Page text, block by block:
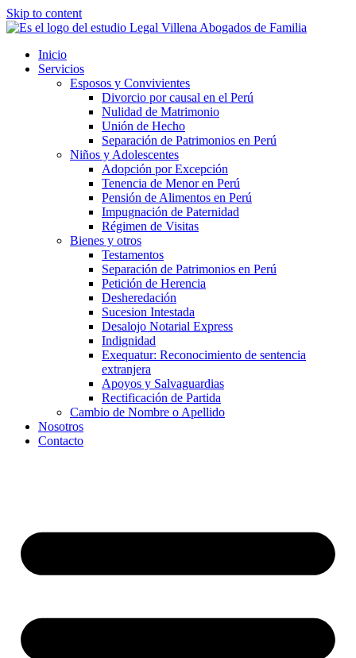
Skip to content
Inicio
Servicios
Esposos y Convivientes
Divorcio por causal en el Perú
Nulidad de Matrimonio
Unión de Hecho
Separación de Patrimonios en Perú
Niños y Adolescentes
Adopción por Excepción
Tenencia de Menor en Perú
Pensión de Alimentos en Perú
Impugnación de Paternidad
Régimen de Visitas
Bienes y otros
Testamentos
Separación de Patrimonios en Perú
Petición de Herencia
Desheredación
Sucesion Intestada
Desalojo Notarial Express
Indignidad
Exequatur: Reconocimiento de sentencia
extranjera
Apoyos y Salvaguardias
Rectificación de Partida
Cambio de Nombre o Apellido
Nosotros
Contacto